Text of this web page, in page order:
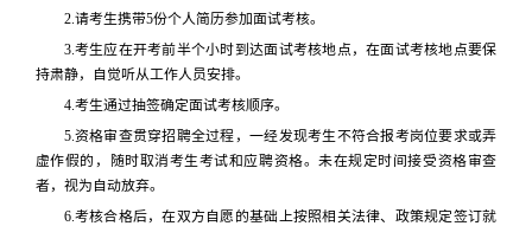
2.请考生携带5份个人简历参加面试考核。
3.考生应在开考前半个小时到达面试考核地点，在面试考核地点要保
持肃静，自觉听从工作人员安排。
4.考生通过抽签确定面试考核顺序。
5.资格审查贯穿招聘全过程，一经发现考生不符合报考岗位要求或弄
虚作假的，随时取消考生考试和应聘资格。未在规定时间接受资格审查
者，视为自动放弃。
6.考核合格后，在双方自愿的基础上按照相关法律、政策规定签订就